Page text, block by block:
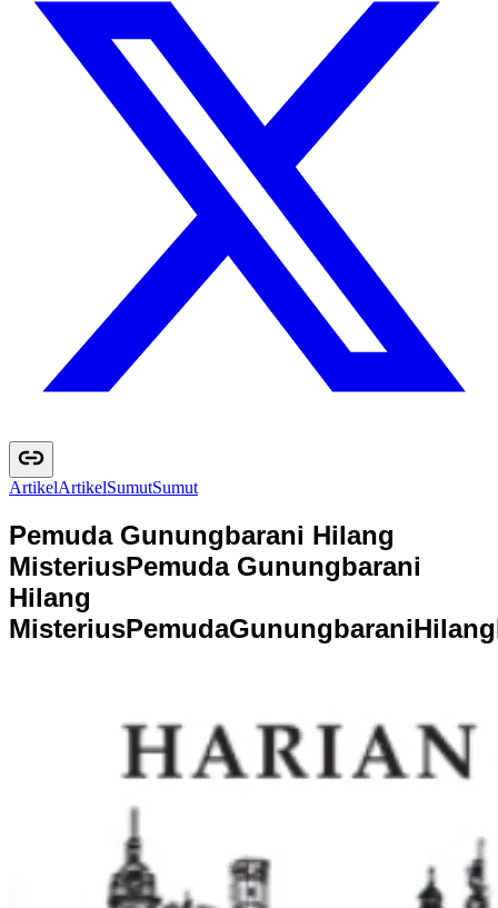
ArtikelArtikelSumutSumut
Pemuda Gunungbarani Hilang
MisteriusPemuda Gunungbarani
Hilang
MisteriusPemudaGunungbaraniHilang